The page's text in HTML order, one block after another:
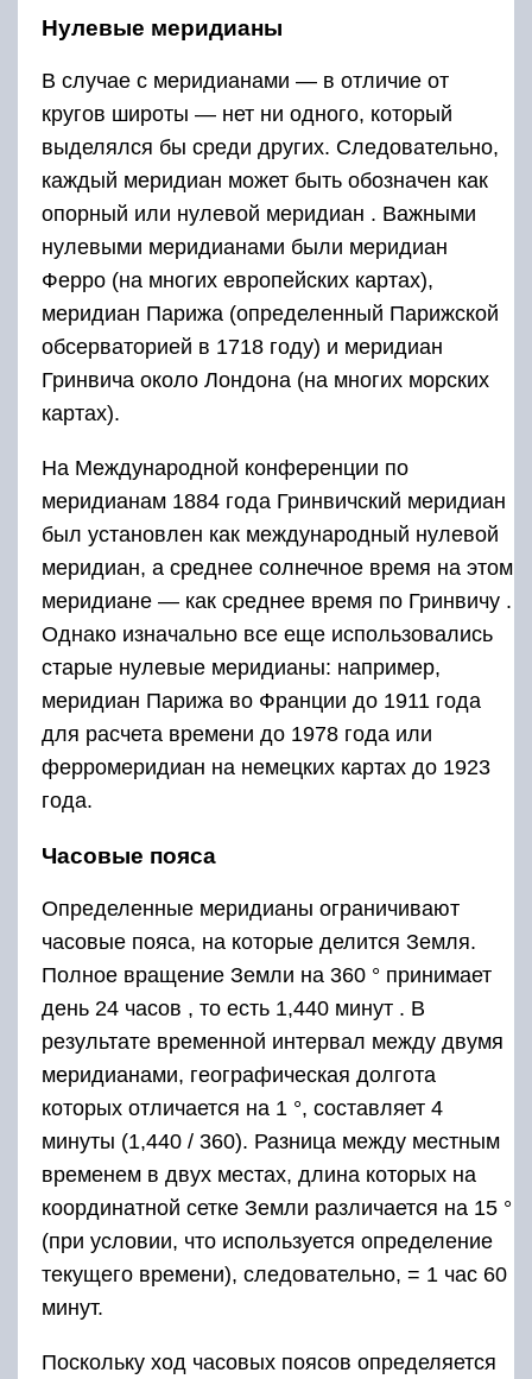
Нулевые меридианы
В случае с меридианами — в отличие от
кругов широты — нет ни одного, который
выделялся бы среди других. Следовательно,
каждый меридиан может быть обозначен как
опорный или нулевой меридиан . Важными
нулевыми меридианами были меридиан
Ферро (на многих европейских картах),
меридиан Парижа (определенный Парижской
обсерваторией в 1718 году) и меридиан
Гринвича около Лондона (на многих морских
картах).
На Международной конференции по
меридианам 1884 года Гринвичский меридиан
был установлен как международный нулевой
меридиан, а среднее солнечное время на этом
меридиане — как среднее время по Гринвичу .
Однако изначально все еще использовались
старые нулевые меридианы: например,
меридиан Парижа во Франции до 1911 года
для расчета времени до 1978 года или
ферромеридиан на немецких картах до 1923
года.
Часовые пояса
Определенные меридианы ограничивают
часовые пояса, на которые делится Земля.
Полное вращение Земли на 360 ° принимает
день 24 часов , то есть 1,440 минут . В
результате временной интервал между двумя
меридианами, географическая долгота
которых отличается на 1 °, составляет 4
минуты (1,440 / 360). Разница между местным
временем в двух местах, длина которых на
координатной сетке Земли различается на 15 °
(при условии, что используется определение
текущего времени), следовательно, = 1 час 60
минут.
Поскольку ход часовых поясов определяется